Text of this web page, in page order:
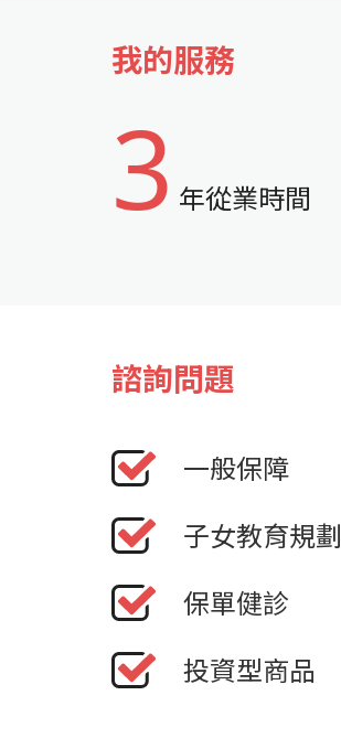
我的服務
3 年從業時間
諮詢問題
一般保障
子女教育規劃
保單健診
投資型商品